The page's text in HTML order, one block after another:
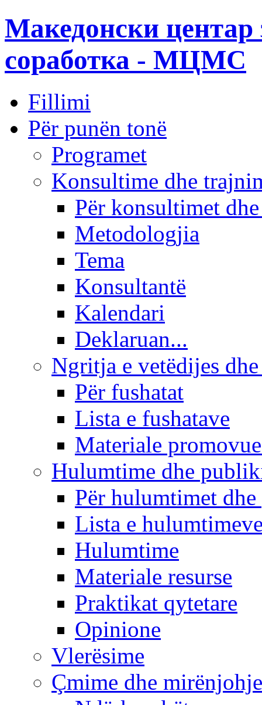
Македонски центар
соработка - МЦМС
Fillimi
Për punën tonë
Programet
Konsultime dhe
Për konsultimet
Metodologjia
Tema
Konsultantë
Kalendari
Deklaruan...
Ngritja e vetëdijes
Për fushatat
Lista e fushatave
Materiale
Hulumtime dhe
Për hulumtimet
Lista e
Hulumtime
Materiale resurse
Praktikat qytetare
Opinione
Vlerësime
Çmime dhe mirënjohje